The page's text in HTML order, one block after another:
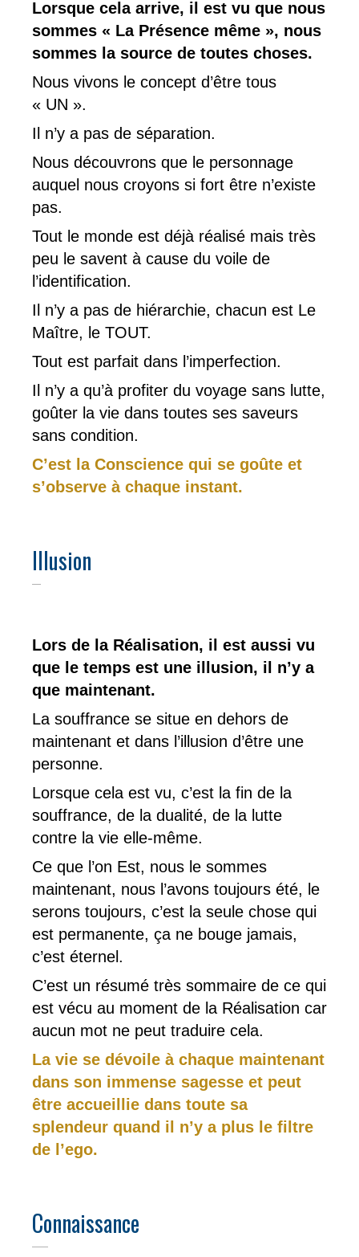
Lorsque cela arrive, il est vu que nous
sommes « La Présence même », nous
sommes la source de toutes choses.
Nous vivons le concept d’être tous
« UN ».
Il n’y a pas de séparation.
Nous découvrons que le personnage
auquel nous croyons si fort être n’existe
pas.
Tout le monde est déjà réalisé mais très
peu le savent à cause du voile de
l’identification.
Il n’y a pas de hiérarchie, chacun est Le
Maître, le TOUT.
Tout est parfait dans l’imperfection.
Il n’y a qu’à profiter du voyage sans lutte,
goûter la vie dans toutes ses saveurs
sans condition.
C’est la Conscience qui se goûte et
s’observe à chaque instant.
Illusion
Lors de la Réalisation, il est aussi vu
que le temps est une illusion, il n’y a
que maintenant.
La souffrance se situe en dehors de
maintenant et dans l’illusion d’être une
personne.
Lorsque cela est vu, c’est la fin de la
souffrance, de la dualité, de la lutte
contre la vie elle-même.
Ce que l’on Est, nous le sommes
maintenant, nous l’avons toujours été, le
serons toujours, c’est la seule chose qui
est permanente, ça ne bouge jamais,
c’est éternel.
C’est un résumé très sommaire de ce qui
est vécu au moment de la Réalisation car
aucun mot ne peut traduire cela.
La vie se dévoile à chaque maintenant
dans son immense sagesse et peut
être accueillie dans toute sa
splendeur quand il n’y a plus le filtre
de l’ego.
Connaissance